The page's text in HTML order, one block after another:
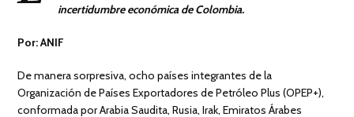
incertidumbre económica de Colombia.
Por: ANIF
De manera sorpresiva, ocho países integrantes de la
Organización de Países Exportadores de Petróleo Plus (OPEP+),
conformada por Arabia Saudita, Rusia, Irak, Emiratos Árabes